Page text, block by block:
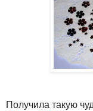
Получила такую